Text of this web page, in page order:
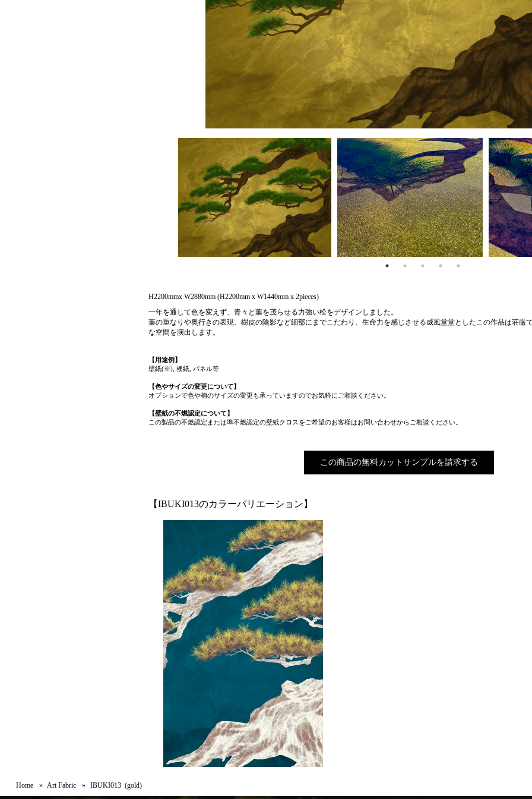
H2200mmx W2880mm (H2200mm x W1440mm x 2pieces)
一年を通して色を変えず、青々と葉を茂らせる力強い松をデザインしました。
葉の重なりや奥行きの表現、樹皮の陰影など細部にまでこだわり、生命力を感じさせる威風堂堂としたこの作品は荘厳
な空間を演出します。
【用途例】
壁紙(※), 襖紙, パネル等
【色やサイズの変更について】
オプションで色や柄のサイズの変更も承っていますのでお気軽にご相談ください。
【壁紙の不燃認定について】
この製品の不燃認定または準不燃認定の壁紙クロスをご希望のお客様はお問い合わせからご相談ください。
この商品の無料カットサンプルを請求する
【IBUKI013のカラーバリエーション】
Home Art Fabric IBUKI013 (gold)